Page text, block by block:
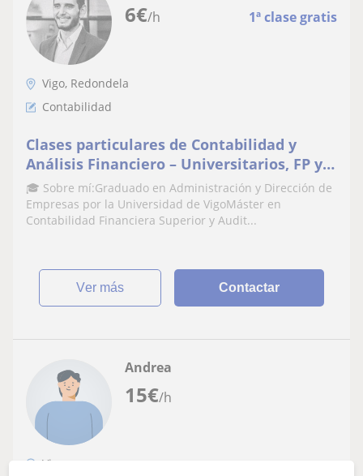
6€/h 1ª clase gratis
Vigo, Redondela
Contabilidad
Clases particulares de Contabilidad y
Análisis Financiero – Universitarios, FP y
Bachillerato
🎓 Sobre mí:Graduado en Administración y Dirección de
Empresas por la Universidad de VigoMáster en
Contabilidad Financiera Superior y Audit...
ver más Contactar
15€/h
Andrea
Vigo